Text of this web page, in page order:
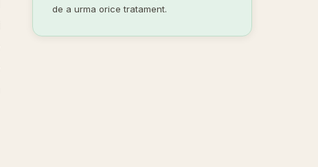
de a urma orice tratament.